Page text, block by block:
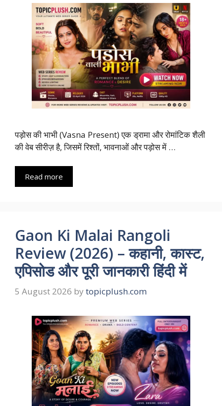
पड़ोस की भाभी (Vasna Present) एक ड्रामा और रोमांटिक शैली
की वेब सीरीज़ है, जिसमें रिश्तों, भावनाओं और पड़ोस में …
Read more
Gaon Ki Malai Rangoli
Review (2026) – कहानी, कास्ट,
एपिसोड और पूरी जानकारी हिंदी में
5 August 2026 by topicplush.com